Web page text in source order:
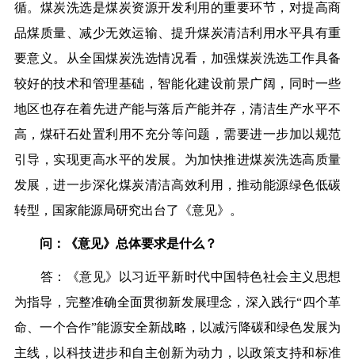
循。煤炭洗选是煤炭资源开发利用的重要环节，对提高商
品煤质量、减少无效运输、提升煤炭清洁利用水平具有重
要意义。从全国煤炭洗选情况看，加强煤炭洗选工作具备
较好的技术和管理基础，智能化建设前景广阔，同时一些
地区也存在着先进产能与落后产能并存，清洁生产水平不
高，煤矸石处置利用不充分等问题，需要进一步加以规范
引导，实现更高水平的发展。为加快推进煤炭洗选高质量
发展，进一步深化煤炭清洁高效利用，推动能源绿色低碳
转型，国家能源局研究出台了《意见》。
问：《意见》总体要求是什么？
答：《意见》以习近平新时代中国特色社会主义思想
为指导，完整准确全面贯彻新发展理念，深入践行“四个革
命、一个合作”能源安全新战略，以减污降碳和绿色发展为
主线，以科技进步和自主创新为动力，以政策支持和标准